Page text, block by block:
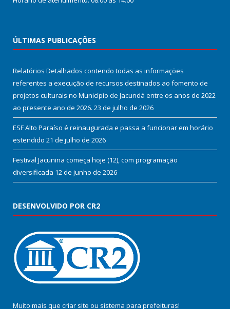
ÚLTIMAS PUBLICAÇÕES
Relatórios Detalhados contendo todas as informações
referentes a execução de recursos destinados ao fomento de
projetos culturais no Município de Jacundá entre os anos de 2022
ao presente ano de 2026. 23 de julho de 2026
ESF Alto Paraíso é reinaugurada e passa a funcionar em horário
estendido 21 de julho de 2026
Festival Jacunina começa hoje (12), com programação
diversificada 12 de junho de 2026
DESENVOLVIDO POR CR2
Muito mais que criar site ou sistema para prefeituras!